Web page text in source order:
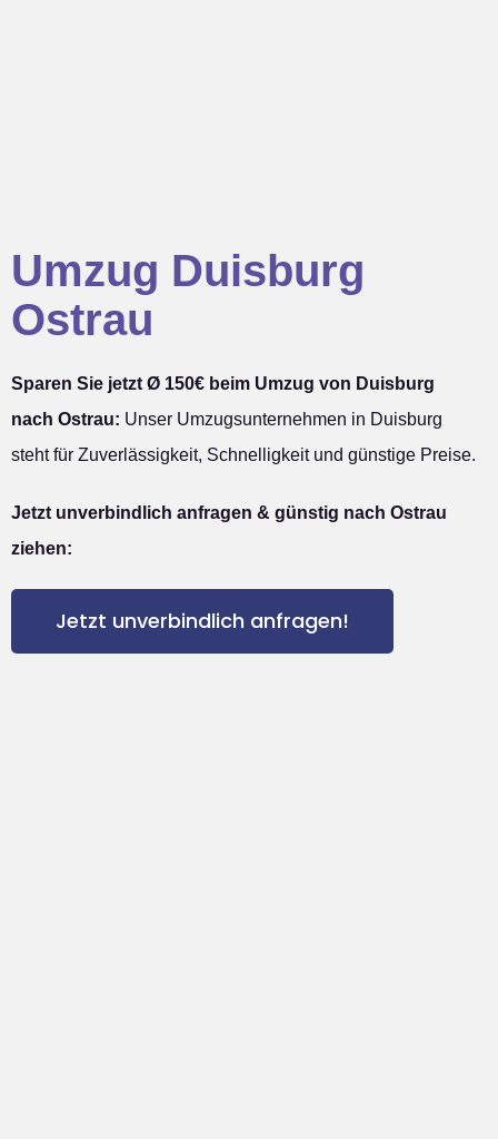
Umzug Duisburg
Ostrau
Sparen Sie jetzt Ø 150€ beim Umzug von Duisburg
nach Ostrau: Unser Umzugsunternehmen in Duisburg
steht für Zuverlässigkeit, Schnelligkeit und günstige Preise.
Jetzt unverbindlich anfragen & günstig nach Ostrau
ziehen:
Jetzt unverbindlich anfragen!